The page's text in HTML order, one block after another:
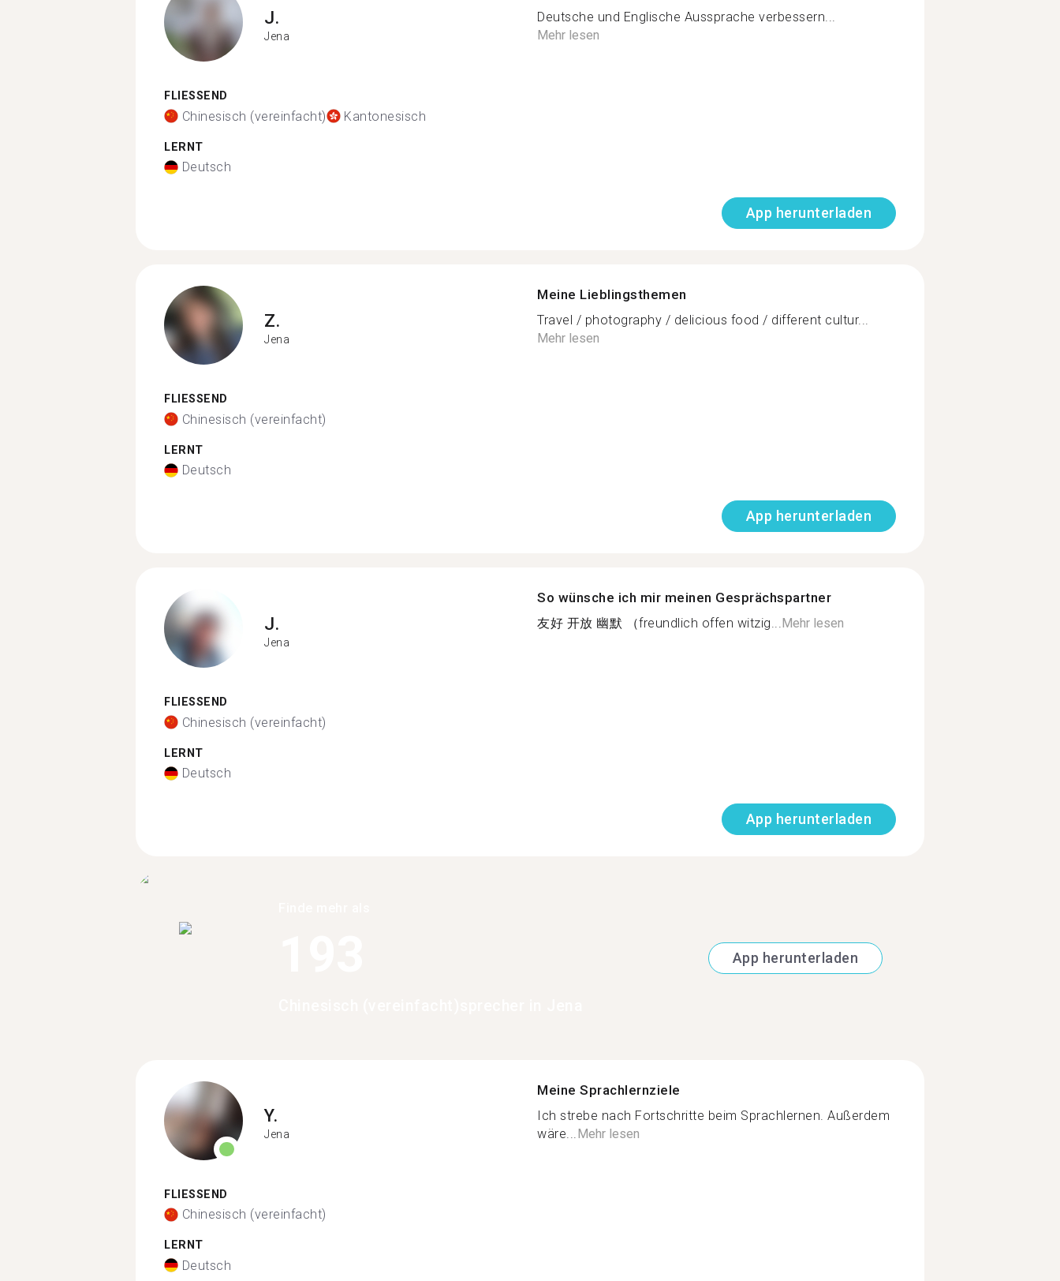
J.
Jena
FLIESSEND
Chinesisch (vereinfacht) Kantonesisch
LERNT
Deutsch
Deutsche und Englische Aussprache verbessern...
Mehr lesen
App herunterladen
Z.
Jena
FLIESSEND
Chinesisch (vereinfacht)
LERNT
Deutsch
Meine Lieblingsthemen
Travel / photography / delicious food / different cultur...
Mehr lesen
App herunterladen
J.
Jena
FLIESSEND
Chinesisch (vereinfacht)
LERNT
Deutsch
So wünsche ich mir meinen Gesprächspartner
友好 开放 幽默 （freundlich offen witzig...Mehr lesen
App herunterladen
App herunterladen
Y.
Jena
FLIESSEND
Chinesisch (vereinfacht)
LERNT
Deutsch
Meine Sprachlernziele
Ich strebe nach Fortschritte beim Sprachlernen. Außerdem
wäre... Mehr lesen